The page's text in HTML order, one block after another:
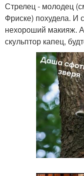
Стрелец - молодец
Фриске) похудела. И
нехороший макияж. А
скульптор капец,